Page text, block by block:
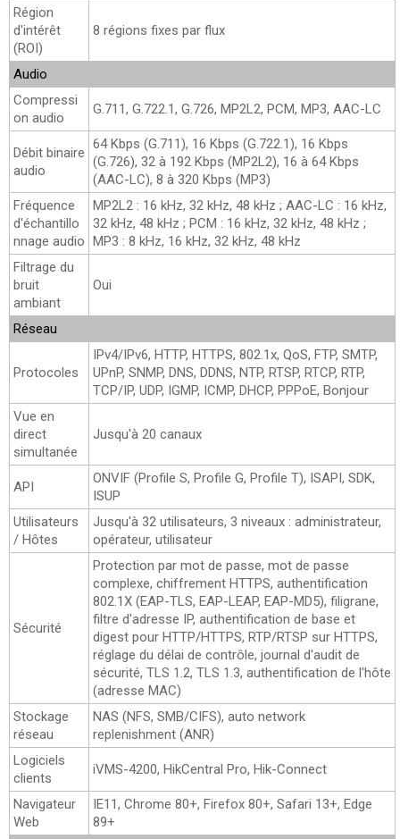
Région
d'intérêt
(ROI)
8 régions fixes par flux
Audio
Compressi
on audio
G.711, G.722.1, G.726, MP2L2, PCM, MP3, AAC-LC
Débit binaire
audio
64 Kbps (G.711), 16 Kbps (G.722.1), 16 Kbps
(G.726), 32 à 192 Kbps (MP2L2), 16 à 64 Kbps
(AAC-LC), 8 à 320 Kbps (MP3)
Fréquence
d'échantillo
nnage audio
MP2L2 : 16 kHz, 32 kHz, 48 kHz ; AAC-LC : 16 kHz,
32 kHz, 48 kHz ; PCM : 16 kHz, 32 kHz, 48 kHz ;
MP3 : 8 kHz, 16 kHz, 32 kHz, 48 kHz
Filtrage du
bruit
ambiant
Oui
Réseau
Protocoles
IPv4/IPv6, HTTP, HTTPS, 802.1x, QoS, FTP, SMTP,
UPnP, SNMP, DNS, DDNS, NTP, RTSP, RTCP, RTP,
TCP/IP, UDP, IGMP, ICMP, DHCP, PPPoE, Bonjour
Vue en
direct
simultanée
Jusqu'à 20 canaux
API
ONVIF (Profile S, Profile G, Profile T), ISAPI, SDK,
ISUP
Utilisateurs
/ Hôtes
Jusqu'à 32 utilisateurs, 3 niveaux : administrateur,
opérateur, utilisateur
Sécurité
Protection par mot de passe, mot de passe
complexe, chiffrement HTTPS, authentification
802.1X (EAP-TLS, EAP-LEAP, EAP-MD5), filigrane,
filtre d'adresse IP, authentification de base et
digest pour HTTP/HTTPS, RTP/RTSP sur HTTPS,
réglage du délai de contrôle, journal d'audit de
sécurité, TLS 1.2, TLS 1.3, authentification de l'hôte
(adresse MAC)
Stockage
réseau
NAS (NFS, SMB/CIFS), auto network
replenishment (ANR)
Logiciels
clients
iVMS-4200, HikCentral Pro, Hik-Connect
Navigateur
Web
IE11, Chrome 80+, Firefox 80+, Safari 13+, Edge
89+